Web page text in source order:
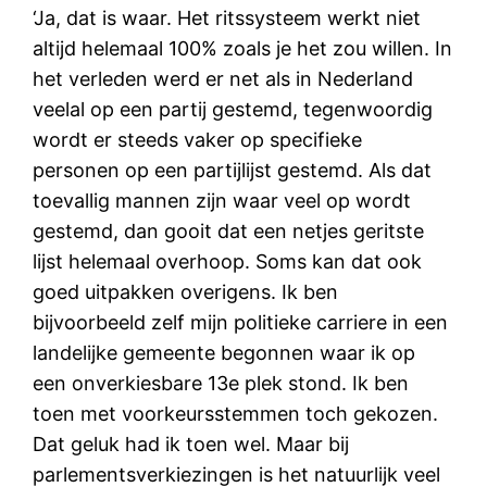
‘Ja, dat is waar. Het ritssysteem werkt niet
altijd helemaal 100% zoals je het zou willen. In
het verleden werd er net als in Nederland
veelal op een partij gestemd, tegenwoordig
wordt er steeds vaker op specifieke
personen op een partijlijst gestemd. Als dat
toevallig mannen zijn waar veel op wordt
gestemd, dan gooit dat een netjes geritste
lijst helemaal overhoop. Soms kan dat ook
goed uitpakken overigens. Ik ben
bijvoorbeeld zelf mijn politieke carriere in een
landelijke gemeente begonnen waar ik op
een onverkiesbare 13e plek stond. Ik ben
toen met voorkeursstemmen toch gekozen.
Dat geluk had ik toen wel. Maar bij
parlementsverkiezingen is het natuurlijk veel